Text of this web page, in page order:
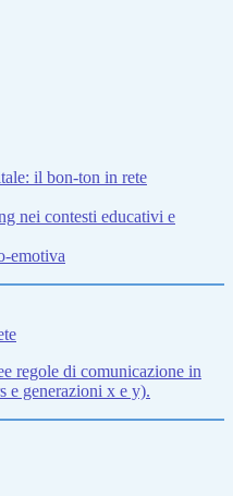
il bon-ton in rete
nei contesti educativi e
emotiva
regole di comunicazione in
e generazioni x e y).